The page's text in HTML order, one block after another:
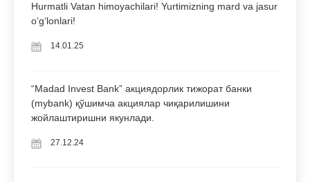
Hurmatli Vatan himoyachilari! Yurtimizning mard va jasur
oʻgʻlonlari!
14.01.25
“Madad Invest Bank” акциядорлик тижорат банки
(mybank) қўшимча акциялар чиқарилишини
жойлаштиришни якунлади.
27.12.24